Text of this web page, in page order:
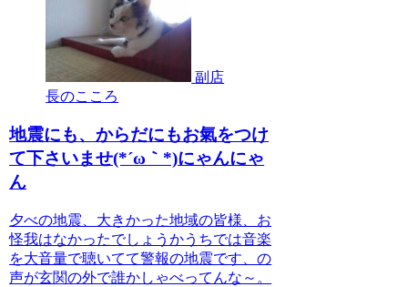
副店
長のこころ
地震にも、からだにもお氣をつけ
て下さいませ(*´ω｀*)にゃんにゃ
ん
夕べの地震、大きかった地域の皆様、お
怪我はなかったでしょうかうちでは音楽
を大音量で聴いてて警報の地震です、の
声が玄関の外で誰かしゃべってんな～。